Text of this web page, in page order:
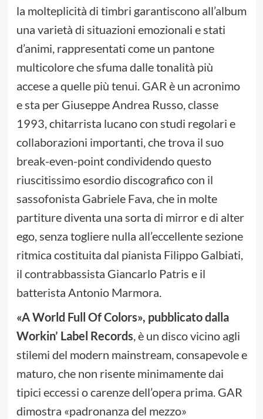
la molteplicità di timbri garantiscono all’album
una varietà di situazioni emozionali e stati
d’animi, rappresentati come un pantone
multicolore che sfuma dalle tonalità più
accese a quelle più tenui. GAR è un acronimo
e sta per Giuseppe Andrea Russo, classe
1993, chitarrista lucano con studi regolari e
collaborazioni importanti, che trova il suo
break-even-point condividendo questo
riuscitissimo esordio discografico con il
sassofonista Gabriele Fava, che in molte
partiture diventa una sorta di mirror e di alter
ego, senza togliere nulla all’eccellente sezione
ritmica costituita dal pianista Filippo Galbiati,
il contrabbassista Giancarlo Patris e il
batterista Antonio Marmora.
«A World Full Of Colors», pubblicato dalla
Workin’ Label Records, è un disco vicino agli
stilemi del modern mainstream, consapevole e
maturo, che non risente minimamente dai
tipici eccessi o carenze dell’opera prima. GAR
dimostra «padronanza del mezzo»